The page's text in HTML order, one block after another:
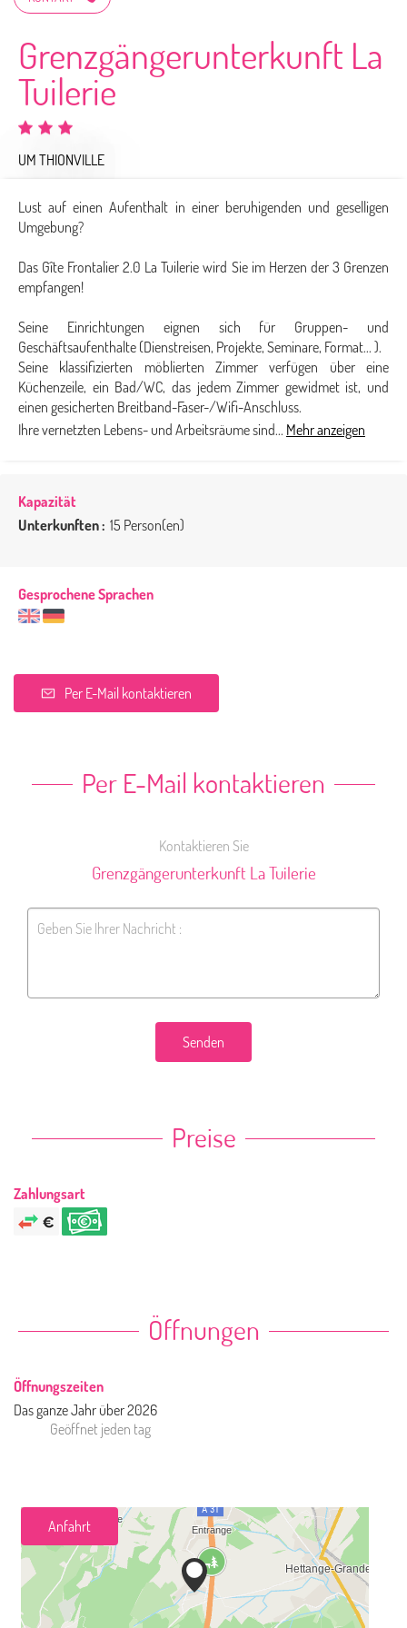
Grenzgängerunterkunft La
Tuilerie
UM THIONVILLE
Lust auf einen Aufenthalt in einer beruhigenden und geselligen
Umgebung?
Das Gîte Frontalier 2.0 La Tuilerie wird Sie im Herzen der 3 Grenzen
empfangen!
Seine Einrichtungen eignen sich für Gruppen- und
Geschäftsaufenthalte (Dienstreisen, Projekte, Seminare, Format... ).
Seine klassifizierten möblierten Zimmer verfügen über eine
Küchenzeile, ein Bad/WC, das jedem Zimmer gewidmet ist, und
einen gesicherten Breitband-Faser-/Wifi-Anschluss.
Ihre vernetzten Lebens- und Arbeitsräume sind... Mehr anzeigen
Kapazität
Unterkunften : 15 Person(en)
Gesprochene Sprachen
Per E-Mail kontaktieren
Per E-Mail kontaktieren
Kontaktieren Sie
Grenzgängerunterkunft La Tuilerie
Senden
Preise
Zahlungsart
Öffnungen
Öffnungszeiten
Das ganze Jahr über 2026
Geöffnet jeden tag
Anfahrt